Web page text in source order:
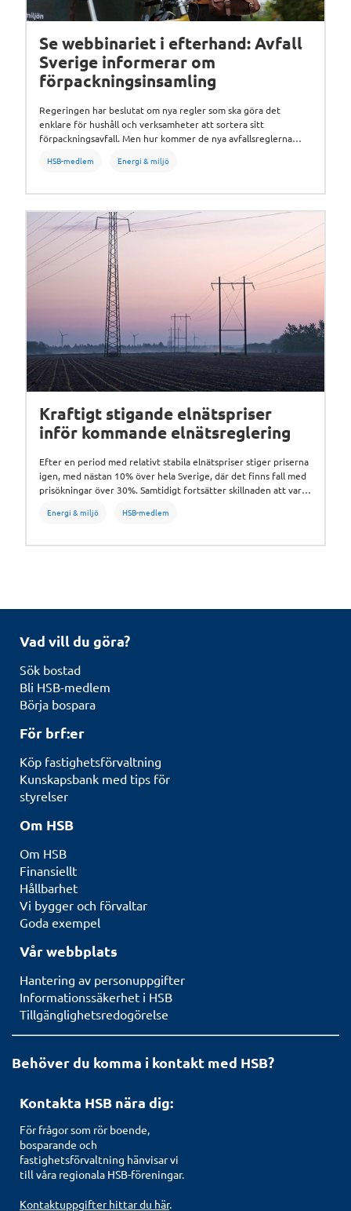
Se webbinariet i efterhand: Avfall
Sverige informerar om
förpackningsinsamling
Regeringen har beslutat om nya regler som ska göra det
enklare för hushåll och verksamheter att sortera sitt
förpackningsavfall. Men hur kommer de nya avfallsreglerna
flera har bjudit in Avfall Sverige för att ge svar.
HSB-medlem Energi & miljö
Kraftigt stigande elnätspriser
inför kommande elnätsreglering
Efter en period med relativt stabila elnätspriser stiger priserna
igen, med nästan 10% över hela Sverige, där det finns fall med
prisökningar över 30%. Samtidigt fortsätter skillnaden att vara
dyraste och billigaste kommun.
Energi & miljö HSB-medlem
Vad vill du göra?
Sök bostad
Bli HSB-medlem
Börja bospara
För brf:er
Köp fastighetsförvaltning
Kunskapsbank med tips för
styrelser
Om HSB
Om HSB
Finansiellt
Hållbarhet
Vi bygger och förvaltar
Goda exempel
Vår webbplats
Hantering av personuppgifter
Informationssäkerhet i HSB
Tillgänglighetsredogörelse
Behöver du komma i kontakt med HSB?
Kontakta HSB nära dig:
För frågor som rör boende,
bosparande och
fastighetsförvaltning hänvisar vi
till våra regionala HSB-föreningar.
Kontaktuppgifter hittar du här.